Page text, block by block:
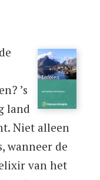
’s
land
Niet alleen
wanneer de
van het